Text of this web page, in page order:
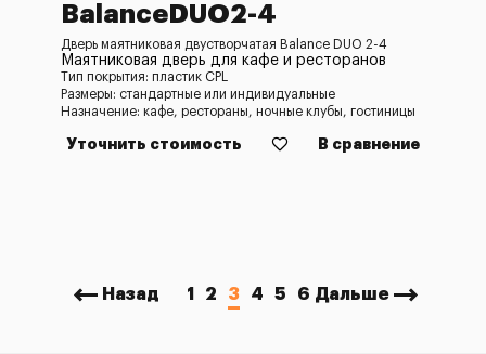
BalanceDUO2-4
Дверь маятниковая двустворчатая Balance DUO 2-4
Маятниковая дверь для кафе и ресторанов
Тип покрытия: пластик CPL
Размеры: стандартные или индивидуальные
Назначение: кафе, рестораны, ночные клубы, гостиницы
Уточнить стоимость В сравнение
Назад 1 2 3 4 5 6 Дальше